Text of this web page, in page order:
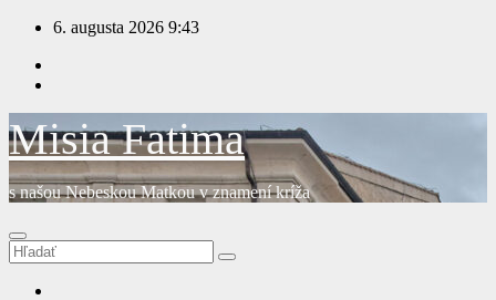
Prejsť
obsah
6. augusta 2026 9:43
Misia Fatima
s našou Nebeskou Matkou v znamení kríža